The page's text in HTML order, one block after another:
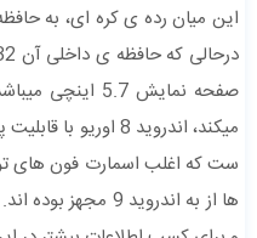
صفحه نمایش 5.7
میکند، اندروید 8
ها از به اندروید